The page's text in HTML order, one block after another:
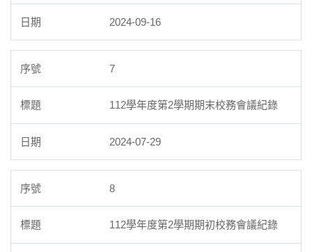
2024-09-16
7
112學年度第2學期期末校務會議紀錄
2024-07-29
8
112學年度第2學期期初校務會議紀錄